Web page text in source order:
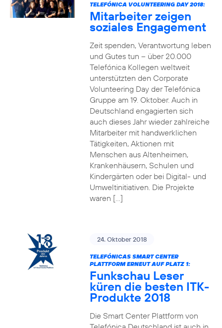
TELEFÓNICA VOLUNTEERING DAY 2018:
Mitarbeiter zeigen
soziales Engagement
Zeit spenden, Verantwortung leben
und Gutes tun – über 20.000
Telefónica Kollegen weltweit
unterstützten den Corporate
Volunteering Day der Telefónica
Gruppe am 19. Oktober. Auch in
Deutschland engagierten sich
auch dieses Jahr wieder zahlreiche
Mitarbeiter mit handwerklichen
Tätigkeiten, Aktionen mit
Menschen aus Altenheimen,
Krankenhäusern, Schulen und
Kindergärten oder bei Digital- und
Umweltinitiativen. Die Projekte
waren […]
24. Oktober 2018
TELEFÓNICAS SMART CENTER
PLATTFORM ERNEUT AUF PLATZ 1:
Funkschau Leser
küren die besten ITK-
Produkte 2018
Die Smart Center Plattform von